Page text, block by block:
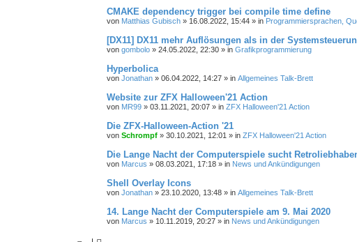
CMAKE dependency trigger bei compile time define
von Matthias Gubisch » 16.08.2022, 15:44 » in Programmiersprachen,
[DX11] DX11 mehr Auflösungen als in der
von gombolo » 24.05.2022, 22:30 » in Grafikprogrammierung
Hyperbolica
von Jonathan » 06.04.2022, 14:27 » in Allgemeines Talk-Brett
Website zur ZFX Halloween'21 Action
von MR99 » 03.11.2021, 20:07 » in ZFX Halloween'21 Action
Die ZFX-Halloween-Action '21
von Schrompf » 30.10.2021, 12:01 » in ZFX Halloween'21 Action
Die Lange Nacht der Computerspiele sucht
von Marcus » 08.03.2021, 17:18 » in News und Ankündigungen
Shell Overlay Icons
von Jonathan » 23.10.2020, 13:48 » in Allgemeines Talk-Brett
14. Lange Nacht der Computerspiele am 9. Mai 2020
von Marcus » 10.11.2019, 20:27 » in News und Ankündigungen